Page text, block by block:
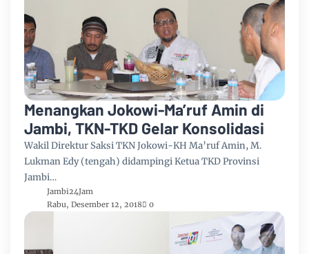
Menangkan Jokowi-Ma’ruf Amin di
Jambi, TKN-TKD Gelar Konsolidasi
Wakil Direktur Saksi TKN Jokowi-KH Ma’ruf Amin, M.
Lukman Edy (tengah) didampingi Ketua TKD Provinsi
Jambi…
Jambi24Jam
Rabu, Desember 12, 2018
0